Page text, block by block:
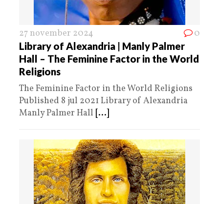
27 november 2024 0
Library of Alexandria | Manly Palmer
Hall – The Feminine Factor in the World
Religions
The Feminine Factor in the World Religions
Published 8 jul 2021 Library of Alexandria
Manly Palmer Hall [...]